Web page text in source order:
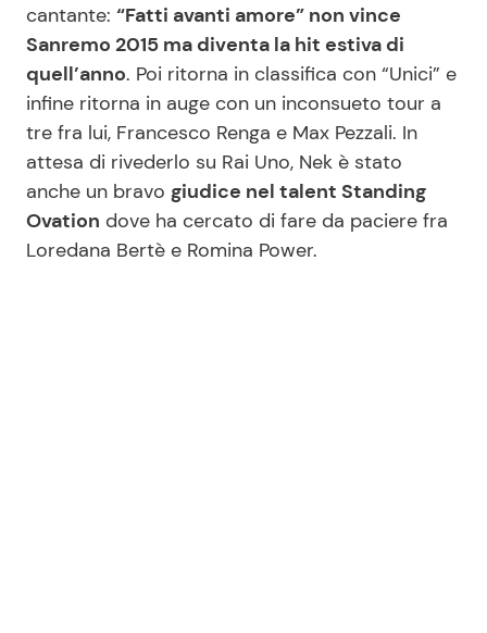
cantante: “Fatti avanti amore” non vince
Sanremo 2015 ma diventa la hit estiva di
quell’anno. Poi ritorna in classifica con “Unici” e
infine ritorna in auge con un inconsueto tour a
tre fra lui, Francesco Renga e Max Pezzali. In
attesa di rivederlo su Rai Uno, Nek è stato
anche un bravo giudice nel talent Standing
Ovation dove ha cercato di fare da paciere fra
Loredana Bertè e Romina Power.